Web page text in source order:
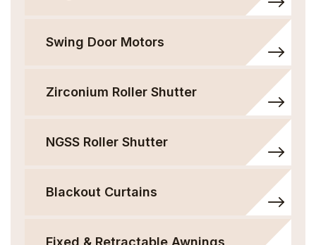
Swing Door Motors
Zirconium Roller Shutter
NGSS Roller Shutter
Blackout Curtains
Fixed & Retractable Awnings